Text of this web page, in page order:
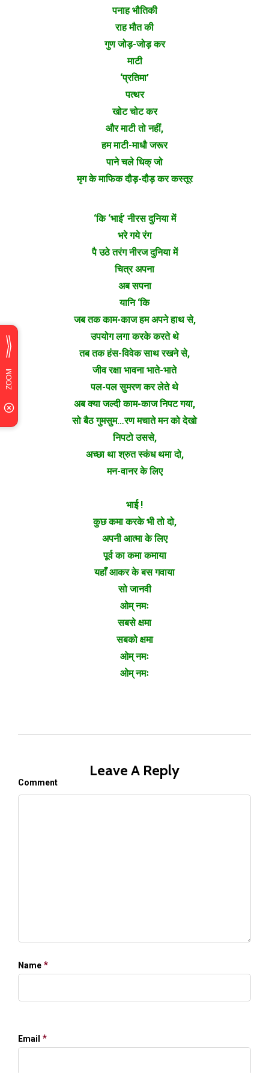
पनाह भौतिकी
राह मौत की
गुण जोड़-जोड़ कर
माटी
‘प्रतिमा’
पत्थर
खोट चोट कर
और माटी तो नहीं,
हम माटी-माधौ जरूर
पाने चले धिक्‌ जो
मृग के माफिक दौड़-दौड़ कर कस्तूर
‘कि ‘भाई’ नीरस दुनिया में
भरे गये रंग
पै उठे तरंग नीरज दुनिया में
चित्र अपना
अब सपना
यानि ‘कि
जब तक काम-काज हम अपने हाथ से,
उपयोग लगा करके करते थे
तब तक हंस-विवेक साथ रखने से,
जीव रक्षा भावना भाते-भाते
पल-पल सुमरण कर लेते थे
अब क्या जल्दी काम-काज निपट गया,
सो बैठ गुमसुम…रण मचाते मन को देखो
निपटो उससे,
अच्छा था श्रुत स्कंध थमा दो,
मन-वानर के लिए
भाई !
कुछ कमा करके भी तो दो,
अपनी आत्मा के लिए
पूर्व का कमा कमाया
यहाँ आकर के बस गवाया
सो जानवी
ओम् नमः
सबसे क्षमा
सबको क्षमा
ओम् नमः
ओम् नमः
Leave A Reply
Comment
Name *
Email *